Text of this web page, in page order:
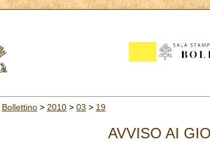
Bollettino > 2010 > 03 > 19
AVVISO AI